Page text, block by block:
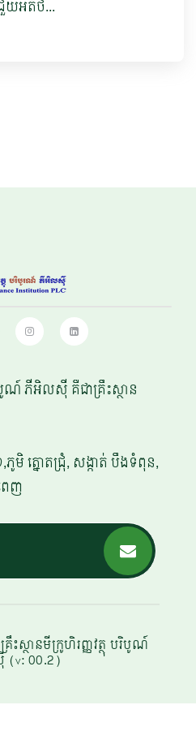
យអតិថិ...
បូណ៍ ភីអិលស៊ី គឺជាគ្រឹះស្ថាន
មិ ត្នោតជ្រុំ, សង្កាត់ បឹងទំពុន,
េញ
ះស្ថាន​មីក្រូហិរញ្ញវត្ថុ បរិបូណ៍
00.2)